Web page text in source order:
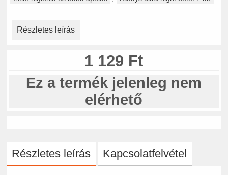
Részletes leírás
1 129 Ft
Ez a termék jelenleg nem
elérhető
Részletes leírás Kapcsolatfelvétel